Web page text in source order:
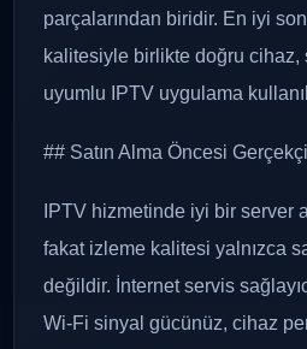
parçalarından biridir. En iyi
kalitesiyle birlikte doğru cihaz,
uyumlu IPTV uygulama
## Satın Alma Öncesi
IPTV hizmetinde iyi bir server
fakat izleme kalitesi yalnızca
değildir. İnternet servis
Wi-Fi sinyal gücünüz, cihaz